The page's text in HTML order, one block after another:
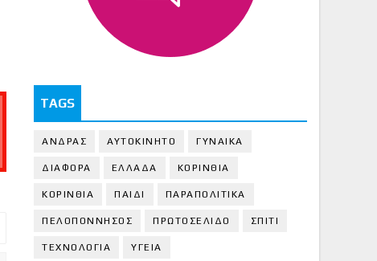
TAGS
ΑΝΔΡΑΣ ΑΥΤΟΚΙΝΗΤΟ ΓΥΝΑΙΚΑ
ΔΙΑΦΟΡΑ ΕΛΛΑΔΑ ΚΟΡΙΝΘΙΑ
ΚΟΡΙΝΘΙA ΠΑΙΔΙ ΠΑΡΑΠΟΛΙΤΙΚΑ
ΠΕΛΟΠΟΝΝΗΣΟΣ ΠΡΩΤΟΣΕΛΙΔΟ ΣΠΙΤΙ
ΤΕΧΝΟΛΟΓΙΑ ΥΓΕΙΑ